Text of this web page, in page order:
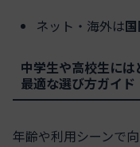
ネット・海外は
中学生や高校生に
最適な選び方ガイド
年齢や利用シーンで